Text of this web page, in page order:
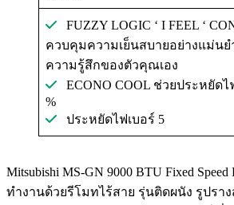
FUZZY LOGIC ‘ I FEEL ‘
ควบคุมความเย็นสบายอย่างแม่นย
ความรู้สึกของตัวคุณเอง
ECONO COOL ช่วยประหยัด
%
ประหยัดไฟเบอร์ 5
Mitsubishi MS-GN 9000 BTU Fixed
ทำงานด้วยรีโมทไร้สาย รุ่นติดผนัง รูปรา